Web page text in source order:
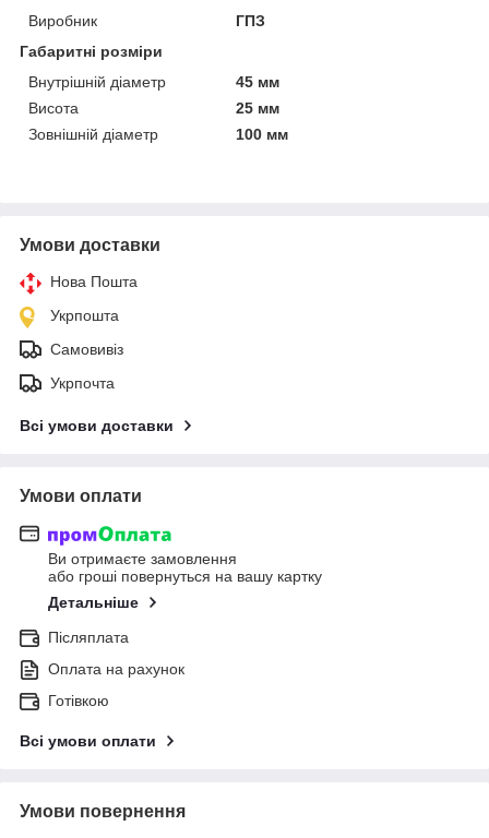
Виробник
ГПЗ
Габаритні розміри
Внутрішній діаметр
45 мм
Висота
25 мм
Зовнішній діаметр
100 мм
Умови доставки
Нова Пошта
Укрпошта
Самовивіз
Укрпочта
Всі умови доставки
Умови оплати
Ви отримаєте замовлення
або гроші повернуться на вашу картку
Детальніше
Післяплата
Оплата на рахунок
Готівкою
Всі умови оплати
Умови повернення